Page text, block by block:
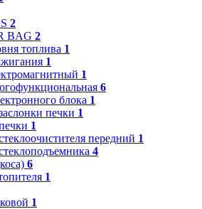
2
BAG 2
топлива 1
1
1
6
блока 1
печки 1
1
передний 1
4
6
1
1